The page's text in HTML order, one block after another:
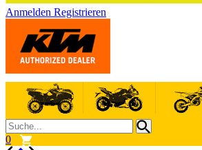
Anmelden Registrieren
0